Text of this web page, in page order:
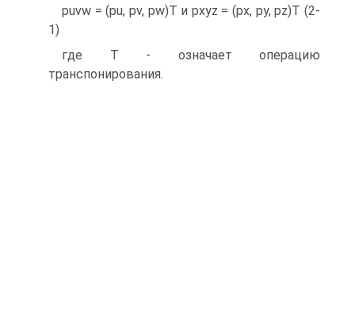
puvw = (pu, pv, pw)T и pxyz = (px, py, pz)T (2-
1)
где T - означает операцию
транспонирования.